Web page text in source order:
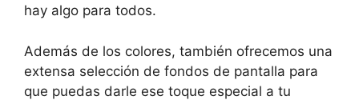
hay⁤ algo para todos.
Además de los colores,​ también ofrecemos una‌
extensa selección de fondos de ‍pantalla para
que‌ puedas darle ese toque especial a tu